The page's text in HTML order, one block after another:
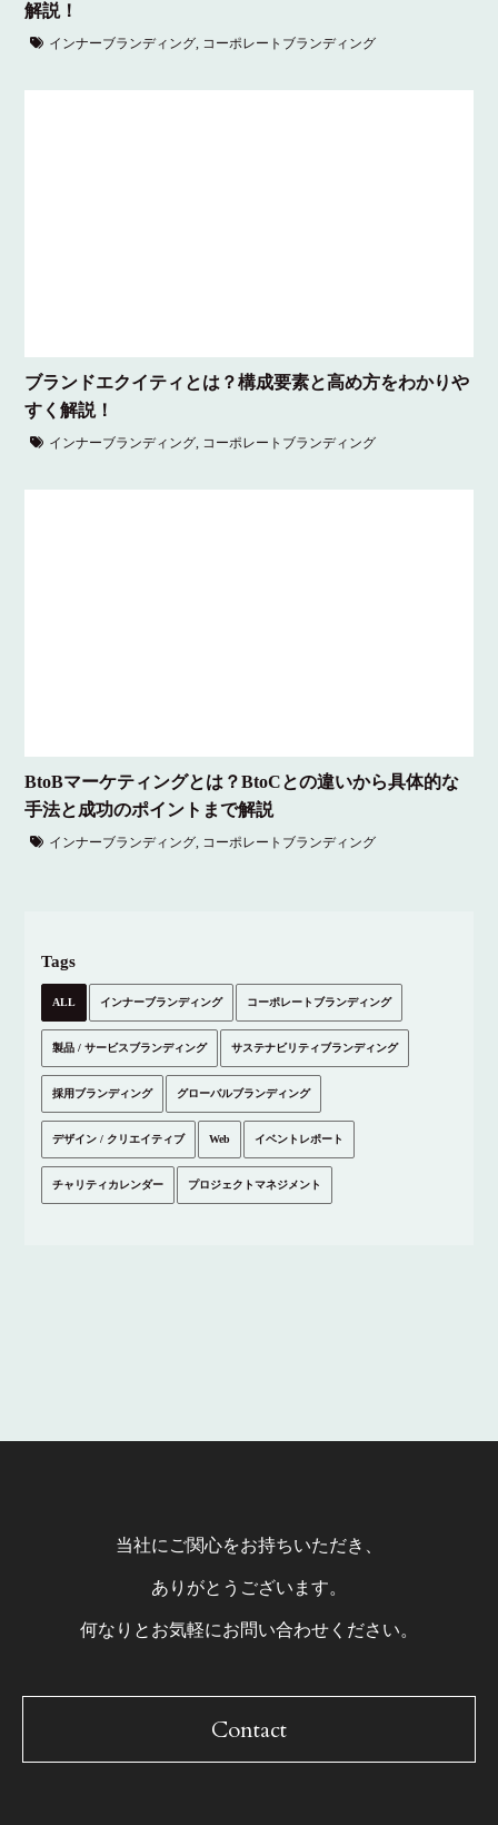
解説！
インナーブランディング, コーポレートブランディング
ブランドエクイティとは？構成要素と高め方をわかりや
すく解説！
インナーブランディング, コーポレートブランディング
BtoBマーケティングとは？BtoCとの違いから具体的な
手法と成功のポイントまで解説
インナーブランディング, コーポレートブランディング
Tags
ALL インナーブランディング コーポレートブランディング
製品 / サービスブランディング サステナビリティブランディング
採用ブランディング グローバルブランディング
デザイン / クリエイティブ Web イベントレポート
チャリティカレンダー プロジェクトマネジメント
当社にご関心をお持ちいただき、
ありがとうございます。
何なりとお気軽にお問い合わせください。
Contact